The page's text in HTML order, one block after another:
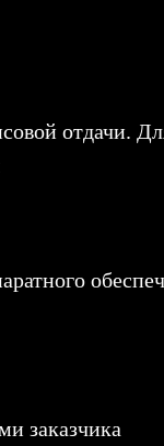
отдачи.
заказчика